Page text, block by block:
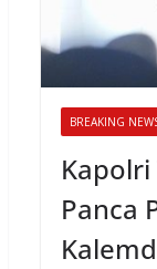
BREAKING
Panca